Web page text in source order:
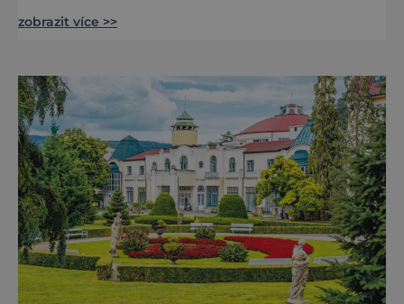
zve na cestu plnou inspirace, dobrodružství i
podobě. Města s neopakovatelnou
atmosférou Vydejte se s námi na prohlídku
měst, která patří k
zobrazit více >>